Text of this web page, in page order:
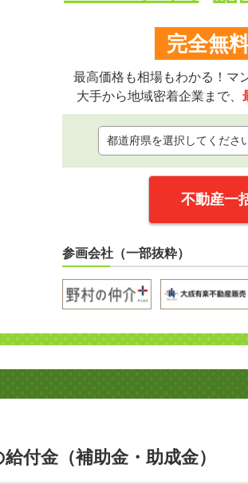
完全無
最高価格も相場もわかる！マ
大手から地域密着企業まで、
不動産一
参画会社（一部抜粋）
付金（補助金・助成金）